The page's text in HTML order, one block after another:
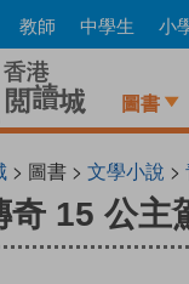
教師 中學生 小
圖書
> 圖書 > 文學小說 >
奇 15 公主